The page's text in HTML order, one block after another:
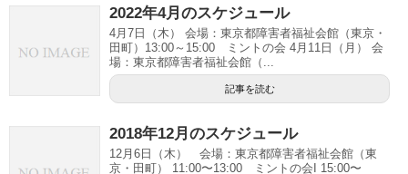
2022年4月のスケジュール
4月7日（木） 会場：東京都障害者福祉会館（東京・
田町）13:00～15:00 ミントの会 4月11日（月） 会
場：東京都障害者福祉会館（...
記事を読む
2018年12月のスケジュール
12月6日（木） 会場：東京都障害者福祉会館（東
京・田町） 11:00〜13:00 ミントの会I 15:00〜